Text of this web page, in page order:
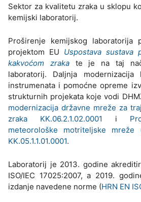
Sektor za kvalitetu zraka u sklopu
kemijski laboratorij.
Proširenje kemijskog laboratorija
projektom EU Uspostava sustava
kakvoćom zrakate je na taj
laboratorij. Daljnja modernizacija
instrumenata i pomoćne opreme
strukturnih projekata koje vodi
modernizacija državne mreže za
zraka KK.06.2.1.02.0001
i
meteorološke motriteljske mreže
KK.05.1.1.01.0001.
Laboratorij je 2013. godine
ISO/IEC 17025:2007, a 2019.
izdanje navedene norme (HRN EN